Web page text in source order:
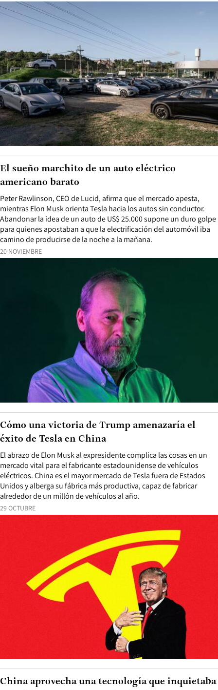
20 NOVIEMBRE
Peter Rawlinson, CEO de Lucid, afirma que el mercado apesta,
mientras Elon Musk orienta Tesla hacia los autos sin conductor.
Abandonar la idea de un auto de US$ 25.000 supone un duro golpe
para quienes apostaban a que la electrificación del automóvil iba
camino de producirse de la noche a la mañana.
El sueño marchito de un auto eléctrico
americano barato
29 OCTUBRE
El abrazo de Elon Musk al expresidente complica las cosas en un
mercado vital para el fabricante estadounidense de vehículos
eléctricos. China es el mayor mercado de Tesla fuera de Estados
Unidos y alberga su fábrica más productiva, capaz de fabricar
alrededor de un millón de vehículos al año.
Cómo una victoria de Trump amenazaría el
éxito de Tesla en China
China aprovecha una tecnología que inquietaba